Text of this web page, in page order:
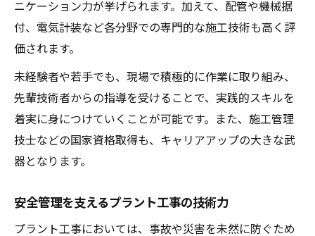
工夫
専門職が伸ばすべき実務力を解説
き方
資格取得で強化するプラント工事の技術力
現場力を伸ばすプラント工事のOJT活用法
プラント工事の溶接・配管スキル向上術
博多区で求められる能力の最新傾向
プラント工事で注目される能力の変化を分
ニケーション力が挙げられます。加えて、配管や機械据
付、電気計装など各分野での専門的な施工技術も高く評
価されます。
未経験者や若手でも、現場で積極的に作業に取り組み、
先輩技術者からの指導を受けることで、実践的スキルを
着実に身につけていくことが可能です。また、施工管理
技士などの国家資格取得も、キャリアアップの大きな武
器となります。
安全管理を支えるプラント工事の技術力
プラント工事においては、事故や災害を未然に防ぐため